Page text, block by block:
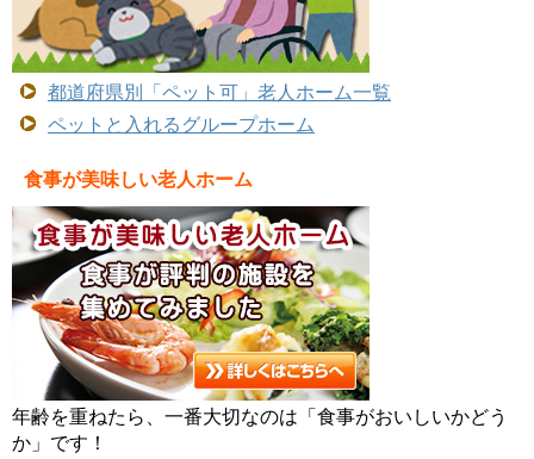
都道府県別「ペット可」老人ホーム一覧
ペットと入れるグループホーム
食事が美味しい老人ホーム
年齢を重ねたら、一番大切なのは「食事がおいしいかどう
か」です！